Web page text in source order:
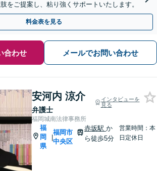
をご提案し、粘り強くサポートいたします。
料金表を見る
合わせ メールでお問い合わせ
安河内 涼介
弁護士
インタビューを
見る
福岡城南法律事務所
福
岡
県
|
福岡市
中央区
赤坂駅 か
ら徒歩5分
営業時間：本
日定休日